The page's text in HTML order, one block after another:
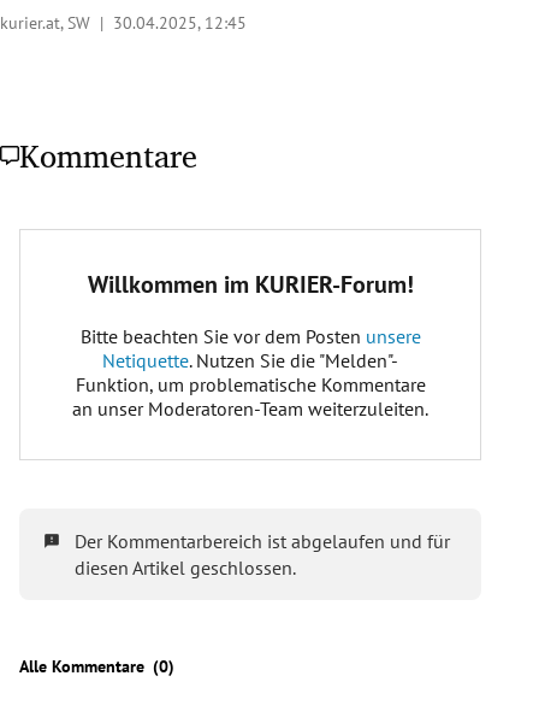
kurier.at, SW | 30.04.2025, 12:45
Kommentare